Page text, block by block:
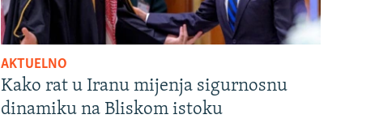
AKTUELNO
Kako rat u Iranu mijenja sigurnosnu
dinamiku na Bliskom istoku